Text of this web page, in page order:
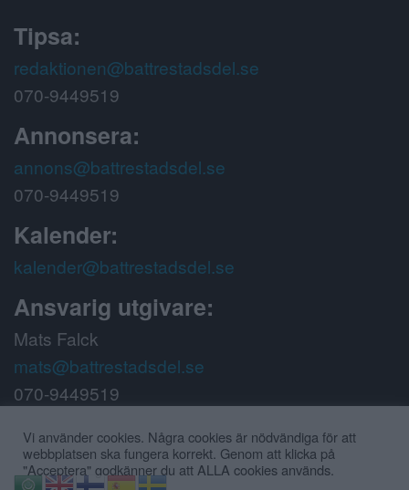
Tipsa:
redaktionen@battrestadsdel.se
070-9449519
Annonsera:
annons@battrestadsdel.se
070-9449519
Kalender:
kalender@battrestadsdel.se
Ansvarig utgivare:
Mats Falck
mats@battrestadsdel.se
070-9449519
Följ oss på:
Vi använder cookies. Några cookies är nödvändiga för att
webbplatsen ska fungera korrekt. Genom att klicka på
"Acceptera" godkänner du att ALLA cookies används.